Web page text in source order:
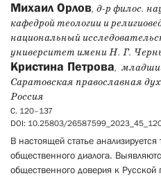
Михаил Орлов, д-р филос.
кафедрой теологии и
национальный
университет имени Н. Г.
Кристина Петрова,
Саратовская православная
Россия
С. 120–137
DOI: 10.25803/
В настоящей статье
общественного диалога.
общественного доверия к Русской